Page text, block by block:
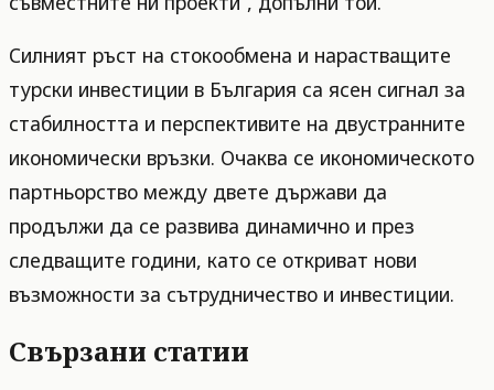
Силният ръст на стокообмена и нарастващите
турски инвестиции в България са ясен сигнал за
стабилността и перспективите на двустранните
икономически връзки. Очаква се икономическото
партньорство между двете държави да
продължи да се развива динамично и през
следващите години, като се откриват нови
възможности за сътрудничество и инвестиции.
Свързани статии